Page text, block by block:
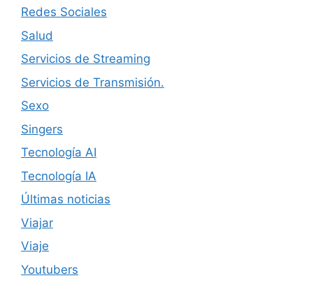
Redes Sociales
Salud
Servicios de Streaming
Servicios de Transmisión.
Sexo
Singers
Tecnología AI
Tecnología IA
Últimas noticias
Viajar
Viaje
Youtubers